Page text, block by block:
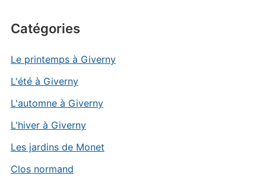
Catégories
Le printemps à Giverny
L'été à Giverny
L'automne à Giverny
L'hiver à Giverny
Les jardins de Monet
Clos normand